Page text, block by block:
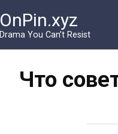
OnPin.xyz
Drama You Can’t Resist
Что